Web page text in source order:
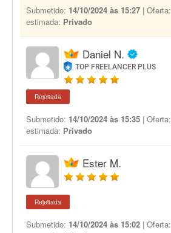
Submetido: 14/10/2024 às 15:27 | Oferta:
estimada: Privado
Daniel N.
TOP FREELANCER PLUS
Rejeitada
Submetido: 14/10/2024 às 15:35 | Oferta:
estimada: Privado
Ester M.
Rejeitada
Submetido: 14/10/2024 às 15:02 | Oferta: